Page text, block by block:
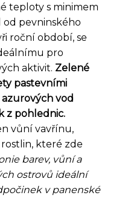
teploty s minimem
pevninského
roční období, se
pro
aktivit. Zelené
pastevními
azurových vod
z pohlednic.
vůní vavřínu,
které zde
barev, vůní a
ostrovů ideální
v panenské